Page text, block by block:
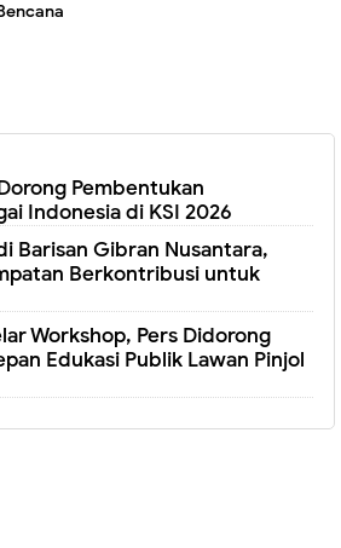
Pembentukan
Indonesia di KSI 2026
Barisan Gibran Nusantara,
Berkontribusi untuk
Workshop, Pers Didorong
Edukasi Publik Lawan Pinjol